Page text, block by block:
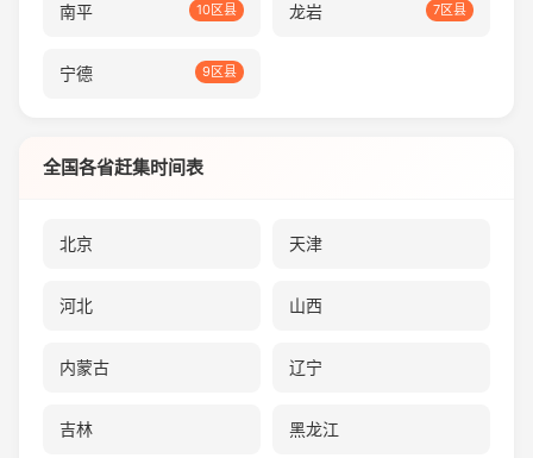
南平 10区县 龙岩 7区县
宁德 9区县
全国各省赶集时间表
北京 天津
河北 山西
内蒙古 辽宁
吉林 黑龙江